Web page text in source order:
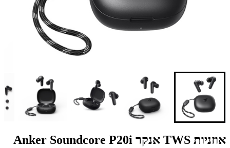
אוזניות TWS אנקר Anker Soundcore P20i